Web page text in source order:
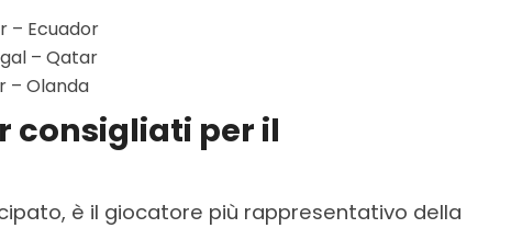
– Ecuador
– Qatar
– Olanda
consigliati per il
è il giocatore più rappresentativo della